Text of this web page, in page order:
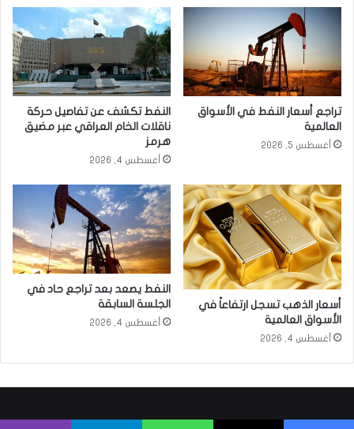
تراجع أسعار النفط في الأسواق
العالمية
أغسطس 5, 2026
النفط تكشف عن تفاصيل حركة
ناقلات الخام العراقي عبر مضيق
هرمز
أغسطس 4, 2026
أسعار الذهب تسجل ارتفاعاً في
الأسواق العالمية
أغسطس 4, 2026
النفط يصعد بعد تراجع حاد في
الجلسة السابقة
أغسطس 4, 2026